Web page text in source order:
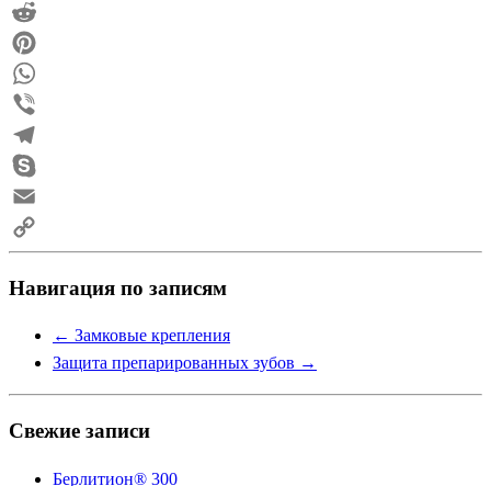
Mail.Ru
Reddit
Pinterest
WhatsApp
Viber
Telegram
Skype
Email
Copy
Link
Навигация по записям
← Замковые крепления
Защита препарированных зубов →
Свежие записи
Берлитион® 300